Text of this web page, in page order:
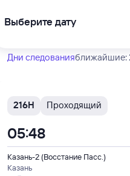
4 ⁠160 ⁠₽
Казань
из Томска-2
Дни следованияближайшие:
216Н Проходящий
Казань-2 (Восстание Пасс.)
Казань
05:48
Выберите дату